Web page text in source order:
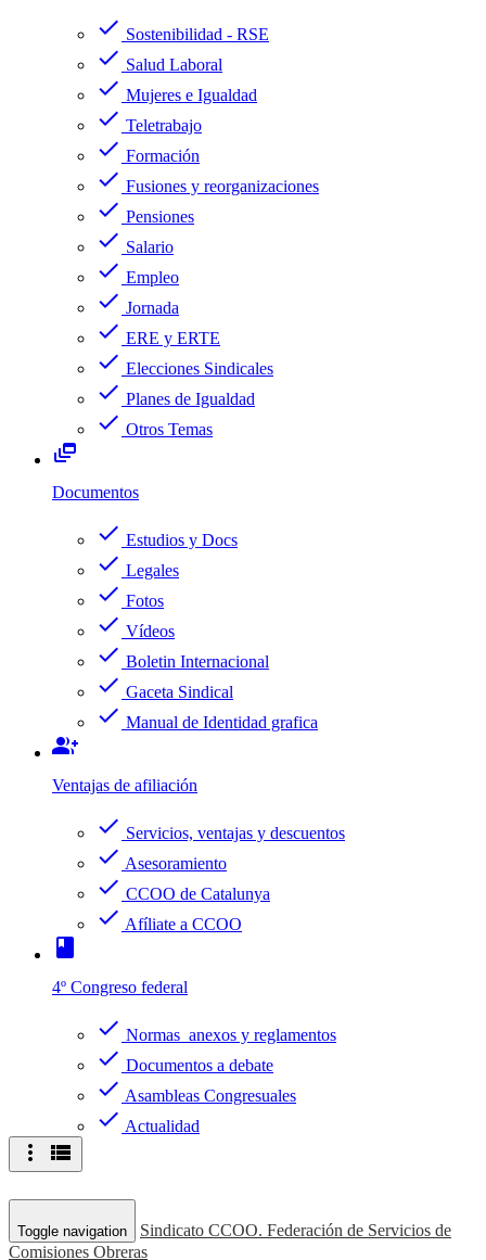
check Sostenibilidad - RSE
check Salud Laboral
check Mujeres e Igualdad
check Teletrabajo
check Formación
check Fusiones y reorganizaciones
check Pensiones
check Salario
check Empleo
check Jornada
check ERE y ERTE
check Elecciones Sindicales
check Planes de Igualdad
check Otros Temas
dynamic_feed
Documentos
check Estudios y Docs
check Legales
check Fotos
check Vídeos
check Boletin Internacional
check Gaceta Sindical
check Manual de Identidad grafica
group_add
Ventajas de afiliación
check Servicios, ventajas y descuentos
check Asesoramiento
check CCOO de Catalunya
check Afíliate a CCOO
book
4º Congreso federal
check Normas anexos y reglamentos
check Documentos a debate
check Asambleas Congresuales
check Actualidad
more_vert view_list
Toggle navigation
Sindicato CCOO. Federación de Servicios de
Comisiones Obreras